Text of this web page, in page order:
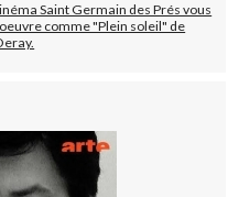
Saint Germain des Prés vous
comme "Plein soleil" de